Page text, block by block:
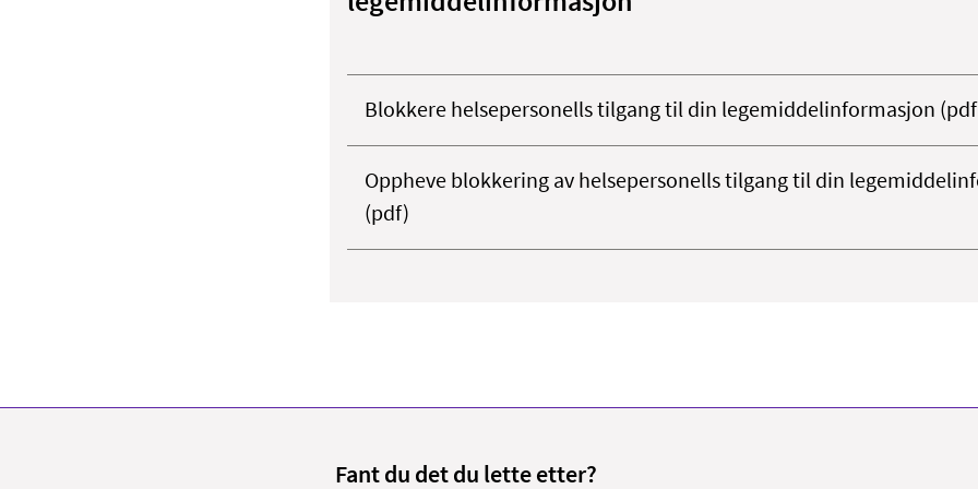
Blokkere helsepersonells tilgang til din legemiddelinformasjon
Oppheve blokkering av helsepersonells tilgang til din
(pdf)
Fant du det du lette etter?